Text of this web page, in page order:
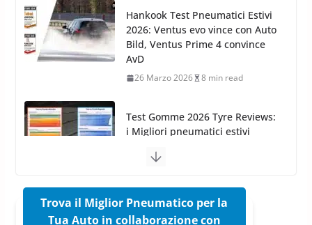
Test Gomme 2026 Tyre Reviews:
i Migliori pneumatici estivi
sportivi a confronto
Pirelli Cinturato 2026: due
confermano il salto tecnico del
Trova il Miglior Pneumatico per la
Tua Auto in collaborazione con